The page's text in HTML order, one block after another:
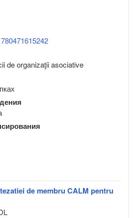
de organizaţii asociative
de membru CALM pentru